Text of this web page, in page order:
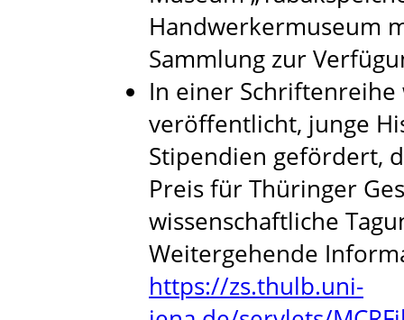
Handwerkermuseum
Sammlung zur
In einer
veröffentlicht, junge
Stipendien gefördert,
Preis für Thüringer
wissenschaftliche
Weitergehende
https://zs.thulb.uni-